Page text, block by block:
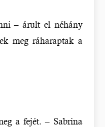
– árult el néhány
meg ráharaptak a
a fejét. – Sabrina